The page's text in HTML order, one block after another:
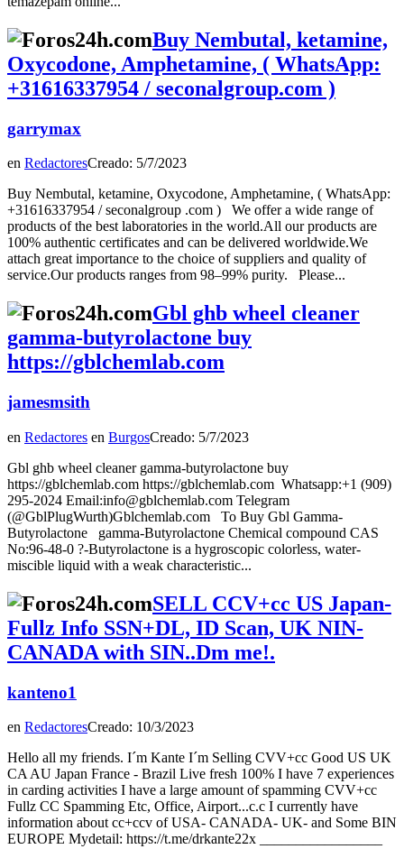
Buy Nembutal, ketamine,
Oxycodone, Amphetamine, ( WhatsApp:
+31616337954 / seconalgroup.com )
garrymax
en RedactoresCreado: 5/7/2023
Buy Nembutal, ketamine, Oxycodone, Amphetamine, ( WhatsApp:
+31616337954 / seconalgroup .com ) We offer a wide range of
products of the best laboratories in the world.All our products are
100% authentic certificates and can be delivered worldwide.We
attach great importance to the choice of suppliers and quality of
service.Our products ranges from 98–99% purity. Please...
Gbl ghb wheel cleaner
gamma-butyrolactone buy
https://gblchemlab.com
jamesmsith
en Redactores en BurgosCreado: 5/7/2023
Gbl ghb wheel cleaner gamma-butyrolactone buy
https://gblchemlab.com https://gblchemlab.com Whatsapp:+1 (909)
295-2024 Email:info@gblchemlab.com Telegram
(@GblPlugWurth)Gblchemlab.com To Buy Gbl Gamma-
Butyrolactone gamma-Butyrolactone Chemical compound CAS
No:96-48-0 ?-Butyrolactone is a hygroscopic colorless, water-
miscible liquid with a weak characteristic...
SELL CCV+cc US Japan-
Fullz Info SSN+DL, ID Scan, UK NIN-
CANADA with SIN..Dm me!.
kanteno1
en RedactoresCreado: 10/3/2023
Hello all my friends. I´m Kante I´m Selling CVV+cc Good US UK
CA AU Japan France - Brazil Live fresh 100% I have 7 experiences
in carding activities I have a large amount of spamming CVV+cc
Fullz CC Spamming Etc, Office, Airport...c.c I currently have
information about cc+ccv of USA- CANADA- UK- and Some BIN
EUROPE Mydetail: https://t.me/drkante22x _________________